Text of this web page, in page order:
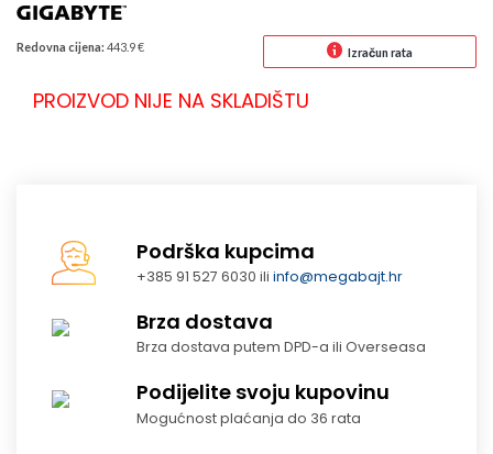
Redovna cijena: 443.9 € Izračun rata
PROIZVOD NIJE NA SKLADIŠTU
Podrška kupcima
+385 91 527 6030 iliinfo@megabajt.hr
Brza dostava
Brza dostava putem DPD-a ili Overseasa
Podijelite svoju kupovinu
Mogućnost plaćanja do 36 rata